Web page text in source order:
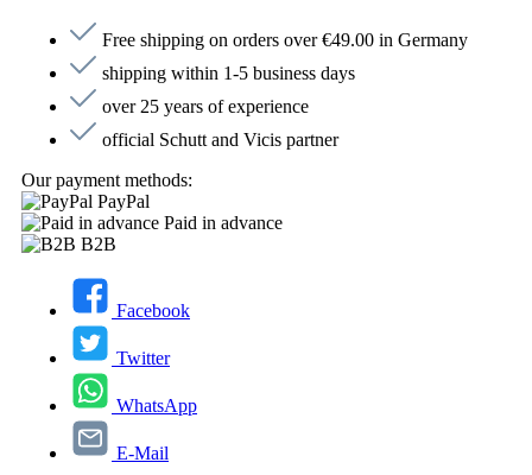
Free shipping on orders over €49.00 in Germany
shipping within 1-5 business days
over 25 years of experience
official Schutt and Vicis partner
Our payment methods:
PayPal
Paid in advance
B2B
Facebook
Twitter
WhatsApp
E-Mail